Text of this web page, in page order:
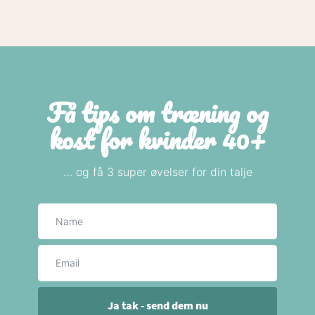
Få tips om træning og
kost for kvinder 40+
… og få 3 super øvelser for din talje
Ja tak - send dem nu